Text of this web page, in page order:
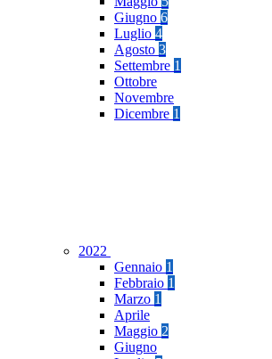
Giugno 6
Luglio 4
Agosto 3
Settembre 1
Ottobre
Novembre
Dicembre 1
2022
Gennaio 1
Febbraio 1
Marzo 1
Aprile
Maggio 2
Giugno